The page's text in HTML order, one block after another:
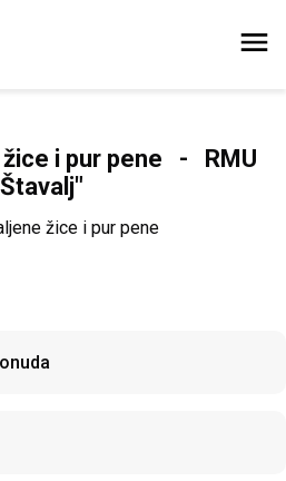
žice i pur pene - RMU
žice i pur pene